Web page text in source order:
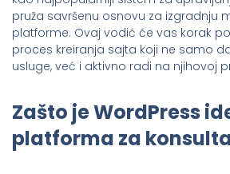
pruža savršenu osnovu za izgradnju
platforme. Ovaj vodić će vas korak
proces kreiranja sajta koji ne samo
usluge, već i aktivno radi na njihovoj
Zašto je WordPress
platforma za